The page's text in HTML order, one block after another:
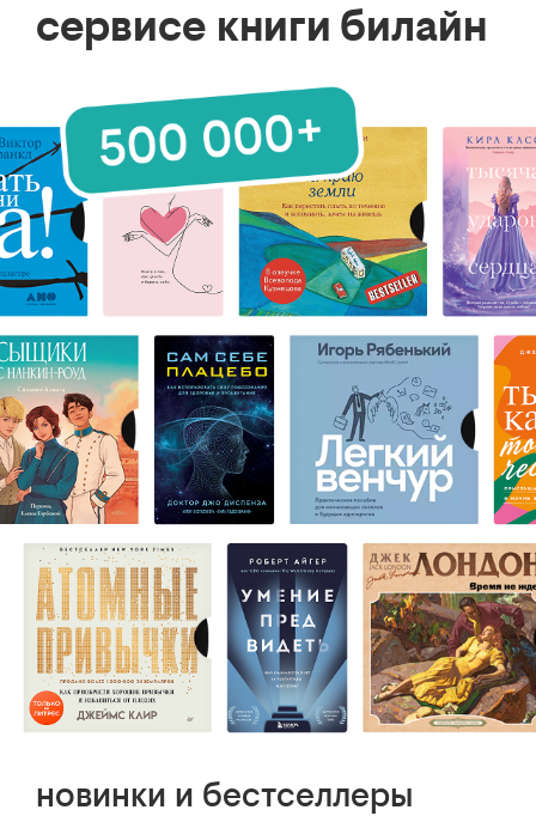
сервисе книги билайн
новинки и бестселлеры